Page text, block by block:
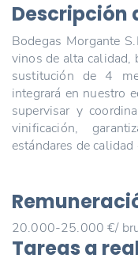
Descripción
Bodegas Morgante
vinos de alta calidad,
sustitución de 4
integrará en nuestro
supervisar y
vinificación,
estándares de calidad
20.000-25.000 €/
Tareas a